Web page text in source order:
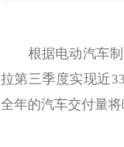
根据电动汽车制
拉第三季度实现近
全年的汽车交付量